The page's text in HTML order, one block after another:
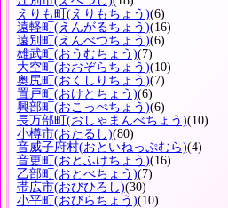
えりも町 (えりもちょう)(6)
遠軽町 (えんがるちょう)(16)
遠別町 (えんべつちょう)(6)
雄武町 (おうむちょう)(7)
大空町 (おおぞらちょう)(10)
奥尻町 (おくしりちょう)(7)
置戸町 (おけとちょう)(6)
興部町 (おこっぺちょう)(6)
長万部町 (おしゃまんべちょう)(10)
小樽市(おたるし)(80)
音威子府村(おといねっぷむら)(4)
音更町 (おとふけちょう)(16)
乙部町 (おとべちょう)(7)
帯広市(おびひろし)(30)
小平町 (おびらちょう)(10)